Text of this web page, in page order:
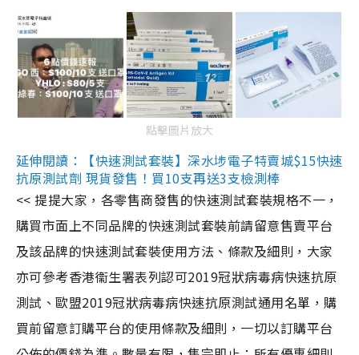
點擊圖片放大
延伸閱讀：【快速測試套裝】深水埗電子特賣城$15快速
抗原測試劑 現貨發售！買10支再送3支檢測棒
<< 提提大家，各零售商發售的快速測試套裝規格不一，
購買市面上不同品牌的快速測試套裝前請留意售賣平台
及該品牌的快速測試套裝使用方法、條款及細則，大家
亦可參考香港衞生署表列認可2019冠狀病毒病快速抗原
測試、歐盟2019冠狀病毒病快速抗原測試通用名單，購
買前留意訂購平台的使用條款及細則，一切以訂購平台